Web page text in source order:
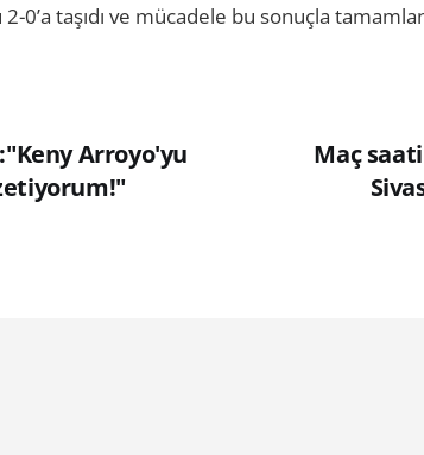
0’a taşıdı ve mücadele bu sonuçla
Arroyo'yu
Maç